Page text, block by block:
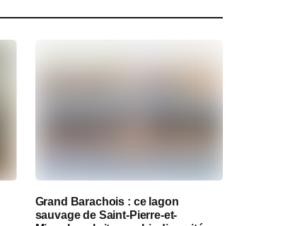
Grand Barachois : ce lagon
sauvage de Saint-Pierre-et-